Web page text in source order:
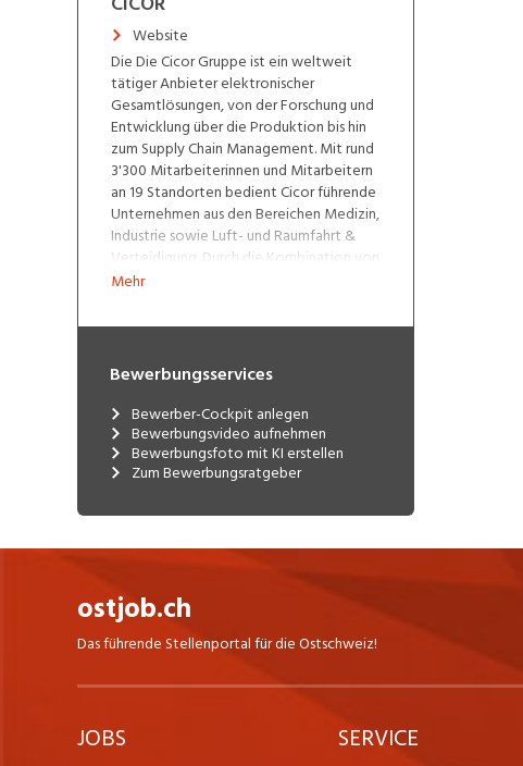
Website
Die Die Cicor Gruppe ist ein weltweit
tätiger Anbieter elektronischer
Gesamtlösungen, von der Forschung und
Entwicklung über die Produktion bis hin
zum Supply Chain Management. Mit rund
3'300 Mitarbeiterinnen und Mitarbeitern
an 19 Standorten bedient Cicor führende
Unternehmen aus den Bereichen Medizin,
Industrie sowie Luft- und Raumfahrt &
Verteidigung. Durch die Kombination von
kundenspezifischen
Komponenten und der Herstellung von
einen Mehrwert für ihre Kunden. Die
Aktien der Cicor Technologies Ltd.
werden an der SIX Swiss Exchange
gehandelt (CICN).
Mehr
Bewerbungsservices
Bewerber-Cockpit anlegen
Bewerbungsvideo aufnehmen
Bewerbungsfoto mit KI erstellen
Zum Bewerbungsratgeber
ostjob.ch
Das führende Stellenportal für die Ostschweiz!
JOBS SERVICE